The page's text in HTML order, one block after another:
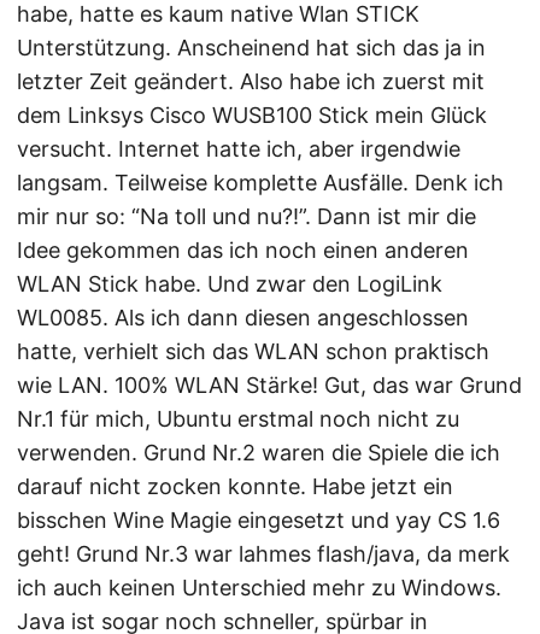
habe, hatte es kaum native Wlan STICK
Unterstützung. Anscheinend hat sich das ja in
letzter Zeit geändert. Also habe ich zuerst mit
dem Linksys Cisco WUSB100 Stick mein Glück
versucht. Internet hatte ich, aber irgendwie
langsam. Teilweise komplette Ausfälle. Denk ich
mir nur so: “Na toll und nu?!”. Dann ist mir die
Idee gekommen das ich noch einen anderen
WLAN Stick habe. Und zwar den LogiLink
WL0085. Als ich dann diesen angeschlossen
hatte, verhielt sich das WLAN schon praktisch
wie LAN. 100% WLAN Stärke! Gut, das war Grund
Nr.1 für mich, Ubuntu erstmal noch nicht zu
verwenden. Grund Nr.2 waren die Spiele die ich
darauf nicht zocken konnte. Habe jetzt ein
bisschen Wine Magie eingesetzt und yay CS 1.6
geht! Grund Nr.3 war lahmes flash/java, da merk
ich auch keinen Unterschied mehr zu Windows.
Java ist sogar noch schneller, spürbar in